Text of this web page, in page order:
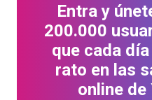
Entra y
200.000
que cada
rato en las
online de